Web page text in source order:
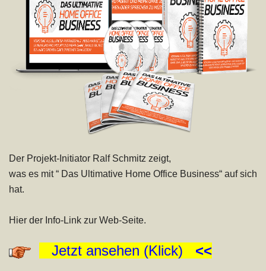
Der Projekt-Initiator Ralf Schmitz zeigt,
was es mit “ Das Ultimative Home Office Business“ auf sich
hat.
Hier der Info-Link zur Web-Seite.
Jetzt ansehen (Klick) <<